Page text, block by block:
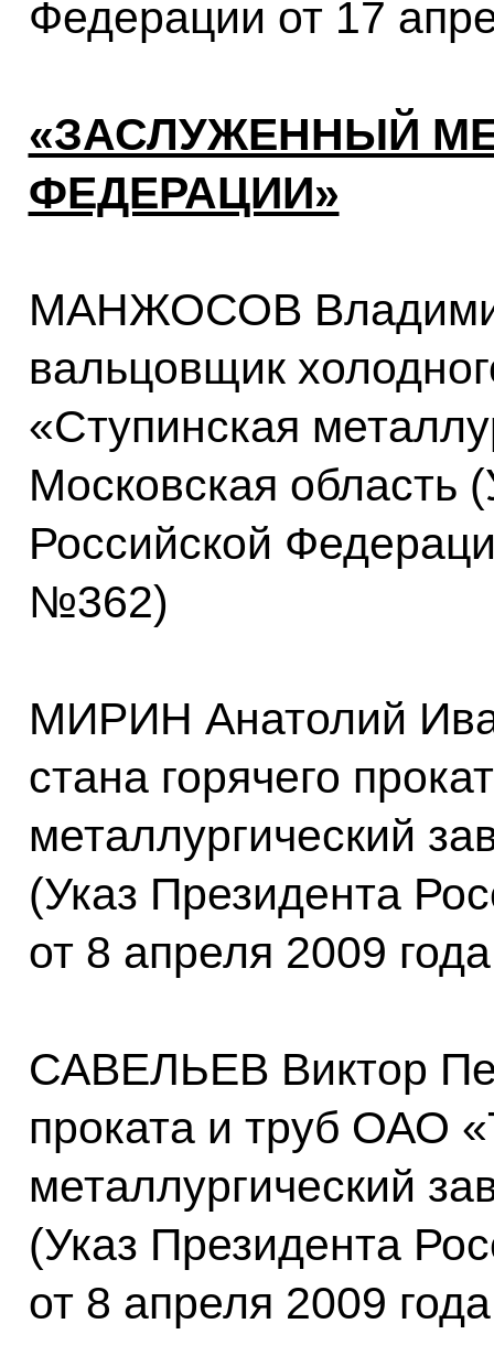
Федерации от 17
«ЗАСЛУЖЕННЫЙ
ФЕДЕРАЦИИ»
МАНЖОСОВ
вальцовщик
«Ступинская
Московская область
Российской
№362)
МИРИН Анатолий
стана горячего
металлургический
(Указ Президента
от 8 апреля 2009
САВЕЛЬЕВ Виктор
проката и труб ОАО
металлургический
(Указ Президента
от 8 апреля 2009